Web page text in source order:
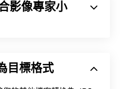
影像專家小
高的壓縮率。因此，JPG
目標格式